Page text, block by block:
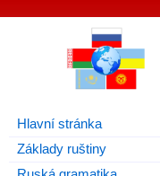
Hlavní stránka
Základy ruštiny